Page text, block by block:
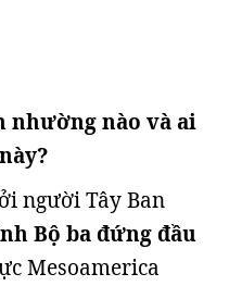
nhường nào và ai
người Tây Ban
Bộ ba đứng đầu
Mesoamerica